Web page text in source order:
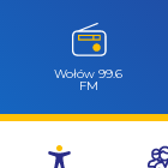
Przejdź
Wołów 99.6
FM